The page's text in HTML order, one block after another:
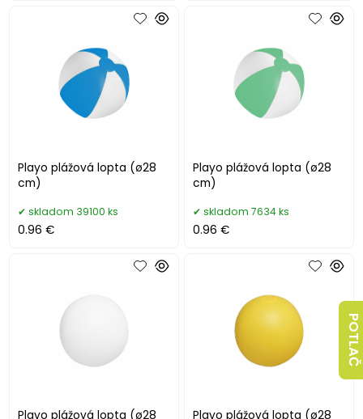
Playo plážová lopta (ø28
cm)
skladom 39100 ks
0.96 €
Playo plážová lopta (ø28
cm)
skladom 7634 ks
0.96 €
Playo plážová lopta (ø28
Playo plážová lopta (ø28
POTLAČ